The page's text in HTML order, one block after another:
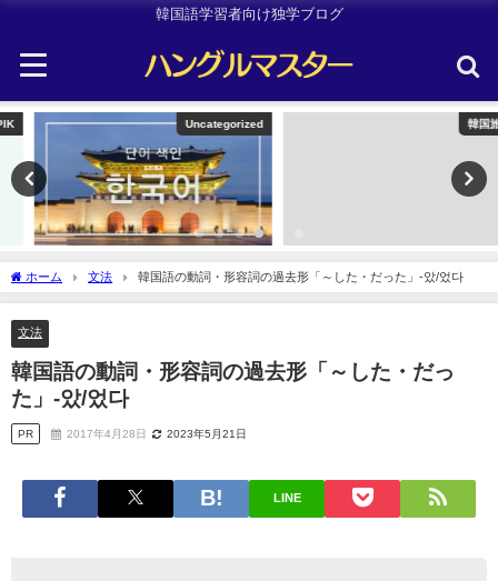
韓国語学習者向け独学ブログ
Uncategorized 韓国旅行
ホーム 文法 韓国語の動詞・形容詞の過去形「～した・だった」-았/었다
文法
韓国語の動詞・形容詞の過去形「～した・だっ
た」-았/었다
PR 2017年4月28日 2023年5月21日
LINE